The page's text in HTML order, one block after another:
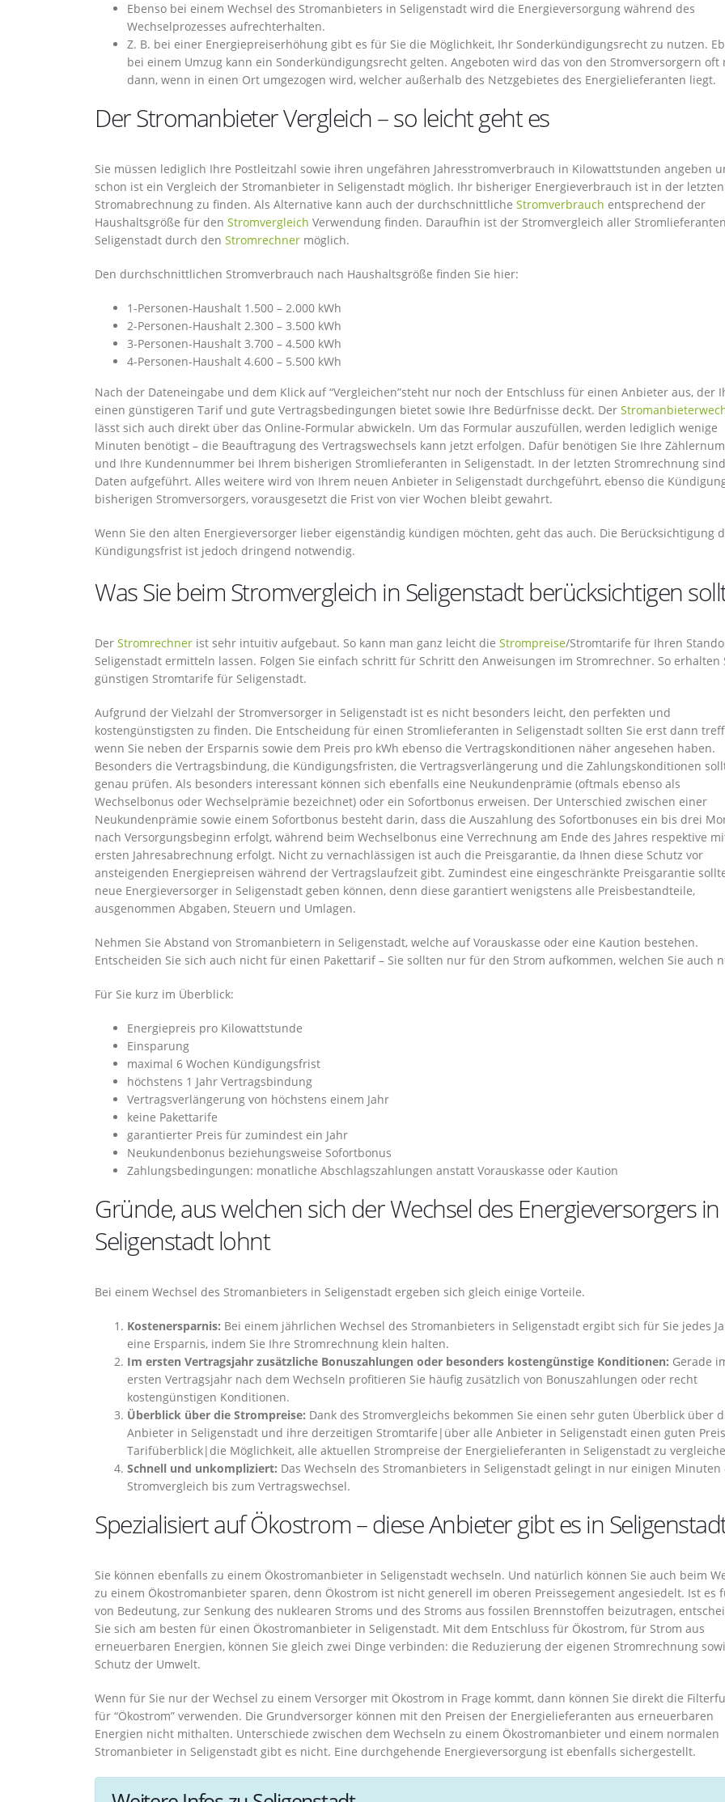
Ebenso bei einem Wechsel des Stromanbieters in Seligenstadt wird die Energieversorgung während des
Wechselprozesses aufrechterhalten.
Z. B. bei einer Energiepreiserhöhung gibt es für Sie die Möglichkeit, Ihr Sonderkündigungsrecht zu nutzen.
bei einem Umzug kann ein Sonderkündigungsrecht gelten. Angeboten wird das von den Stromversorgern oft
dann, wenn in einen Ort umgezogen wird, welcher außerhalb des Netzgebietes des Energielieferanten liegt.
Der Stromanbieter Vergleich – so leicht geht es
Sie müssen lediglich Ihre Postleitzahl sowie ihren ungefähren Jahresstromverbrauch in Kilowattstunden angeben
schon ist ein Vergleich der Stromanbieter in Seligenstadt möglich. Ihr bisheriger Energieverbrauch ist in der letzten
Stromabrechnung zu finden. Als Alternative kann auch der durchschnittliche Stromverbrauch entsprechend der
Haushaltsgröße für den Stromvergleich Verwendung finden. Daraufhin ist der Stromvergleich aller
Seligenstadt durch den Stromrechner möglich.
Den durchschnittlichen Stromverbrauch nach Haushaltsgröße finden Sie hier:
1-Personen-Haushalt 1.500 – 2.000 kWh
2-Personen-Haushalt 2.300 – 3.500 kWh
3-Personen-Haushalt 3.700 – 4.500 kWh
4-Personen-Haushalt 4.600 – 5.500 kWh
Nach der Dateneingabe und dem Klick auf “Vergleichen”steht nur noch der Entschluss für einen Anbieter aus, der
einen günstigeren Tarif und gute Vertragsbedingungen bietet sowie Ihre Bedürfnisse deckt. Der
lässt sich auch direkt über das Online-Formular abwickeln. Um das Formular auszufüllen, werden lediglich wenige
Minuten benötigt – die Beauftragung des Vertragswechsels kann jetzt erfolgen. Dafür benötigen Sie Ihre
und Ihre Kundennummer bei Ihrem bisherigen Stromlieferanten in Seligenstadt. In der letzten Stromrechnung
Daten aufgeführt. Alles weitere wird von Ihrem neuen Anbieter in Seligenstadt durchgeführt, ebenso die
bisherigen Stromversorgers, vorausgesetzt die Frist von vier Wochen bleibt gewahrt.
Wenn Sie den alten Energieversorger lieber eigenständig kündigen möchten, geht das auch. Die Berücksichtigung
Kündigungsfrist ist jedoch dringend notwendig.
Was Sie beim Stromvergleich in Seligenstadt berücksichtigen
Der Stromrechner ist sehr intuitiv aufgebaut. So kann man ganz leicht die Strompreise/Stromtarife für Ihren
Seligenstadt ermitteln lassen. Folgen Sie einfach schritt für Schritt den Anweisungen im Stromrechner. So erhalten
günstigen Stromtarife für Seligenstadt.
Aufgrund der Vielzahl der Stromversorger in Seligenstadt ist es nicht besonders leicht, den perfekten und
kostengünstigsten zu finden. Die Entscheidung für einen Stromlieferanten in Seligenstadt sollten Sie erst dann
wenn Sie neben der Ersparnis sowie dem Preis pro kWh ebenso die Vertragskonditionen näher angesehen haben.
Besonders die Vertragsbindung, die Kündigungsfristen, die Vertragsverlängerung und die Zahlungskonditionen
genau prüfen. Als besonders interessant können sich ebenfalls eine Neukundenprämie (oftmals ebenso als
Wechselbonus oder Wechselprämie bezeichnet) oder ein Sofortbonus erweisen. Der Unterschied zwischen einer
Neukundenprämie sowie einem Sofortbonus besteht darin, dass die Auszahlung des Sofortbonuses ein bis drei
nach Versorgungsbeginn erfolgt, während beim Wechselbonus eine Verrechnung am Ende des Jahres respektive
ersten Jahresabrechnung erfolgt. Nicht zu vernachlässigen ist auch die Preisgarantie, da Ihnen diese Schutz vor
ansteigenden Energiepreisen während der Vertragslaufzeit gibt. Zumindest eine eingeschränkte Preisgarantie
neue Energieversorger in Seligenstadt geben können, denn diese garantiert wenigstens alle Preisbestandteile,
ausgenommen Abgaben, Steuern und Umlagen.
Nehmen Sie Abstand von Stromanbietern in Seligenstadt, welche auf Vorauskasse oder eine Kaution bestehen.
Entscheiden Sie sich auch nicht für einen Pakettarif – Sie sollten nur für den Strom aufkommen, welchen Sie auch
Für Sie kurz im Überblick:
Energiepreis pro Kilowattstunde
Einsparung
maximal 6 Wochen Kündigungsfrist
höchstens 1 Jahr Vertragsbindung
Vertragsverlängerung von höchstens einem Jahr
keine Pakettarife
garantierter Preis für zumindest ein Jahr
Neukundenbonus beziehungsweise Sofortbonus
Zahlungsbedingungen: monatliche Abschlagszahlungen anstatt Vorauskasse oder Kaution
Gründe, aus welchen sich der Wechsel des Energieversorgers in
Seligenstadt lohnt
Bei einem Wechsel des Stromanbieters in Seligenstadt ergeben sich gleich einige Vorteile.
Kostenersparnis: Bei einem jährlichen Wechsel des Stromanbieters in Seligenstadt ergibt sich für Sie jedes
eine Ersparnis, indem Sie Ihre Stromrechnung klein halten.
Im ersten Vertragsjahr zusätzliche Bonuszahlungen oder besonders kostengünstige Konditionen: Gerade
ersten Vertragsjahr nach dem Wechseln profitieren Sie häufig zusätzlich von Bonuszahlungen oder recht
kostengünstigen Konditionen.
Überblick über die Strompreise: Dank des Stromvergleichs bekommen Sie einen sehr guten Überblick über
Anbieter in Seligenstadt und ihre derzeitigen Stromtarife|über alle Anbieter in Seligenstadt einen guten
Tarifüberblick|die Möglichkeit, alle aktuellen Strompreise der Energielieferanten in Seligenstadt zu
Schnell und unkompliziert: Das Wechseln des Stromanbieters in Seligenstadt gelingt in nur einigen Minuten
Stromvergleich bis zum Vertragswechsel.
Spezialisiert auf Ökostrom – diese Anbieter gibt es in
Sie können ebenfalls zu einem Ökostromanbieter in Seligenstadt wechseln. Und natürlich können Sie auch beim
zu einem Ökostromanbieter sparen, denn Ökostrom ist nicht generell im oberen Preissegement angesiedelt. Ist es
von Bedeutung, zur Senkung des nuklearen Stroms und des Stroms aus fossilen Brennstoffen beizutragen,
Sie sich am besten für einen Ökostromanbieter in Seligenstadt. Mit dem Entschluss für Ökostrom, für Strom aus
erneuerbaren Energien, können Sie gleich zwei Dinge verbinden: die Reduzierung der eigenen Stromrechnung
Schutz der Umwelt.
Wenn für Sie nur der Wechsel zu einem Versorger mit Ökostrom in Frage kommt, dann können Sie direkt die
für “Ökostrom” verwenden. Die Grundversorger können mit den Preisen der Energielieferanten aus erneuerbaren
Energien nicht mithalten. Unterschiede zwischen dem Wechseln zu einem Ökostromanbieter und einem normalen
Stromanbieter in Seligenstadt gibt es nicht. Eine durchgehende Energieversorgung ist ebenfalls sichergestellt.